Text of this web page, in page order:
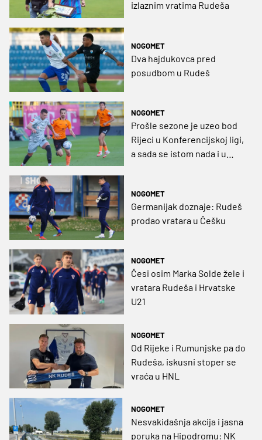
izlaznim vratima Rudeša
NOGOMET
Dva hajdukovca pred
posudbom u Rudeš
NOGOMET
Prošle sezone je uzeo bod
Rijeci u Konferencijskoj ligi,
a sada se istom nada i u
NOGOMET
Germanijak doznaje: Rudeš
prodao vratara u Češku
NOGOMET
Česi osim Marka Solde žele i
vratara Rudeša i Hrvatske
U21
NOGOMET
Od Rijeke i Rumunjske pa do
Rudeša, iskusni stoper se
vraća u HNL
NOGOMET
Nesvakidašnja akcija i jasna
poruka na Hipodromu: NK